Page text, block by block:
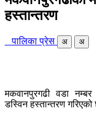
हस्तान्तरण
पालिका प्रेस अ अ
मकवानपुरगढी वडा
डस्विन हस्तान्तरण गरिएको